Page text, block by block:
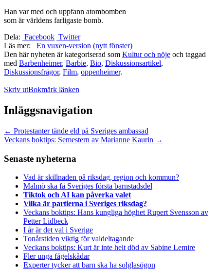
Han var med och uppfann atombomben
som är världens farligaste bomb.
Dela: Facebook Twitter
Läs mer:
En vuxen-version (nytt fönster)
Den här nyheten är kategoriserad som Kultur och nöje och taggad
med Barbenheimer, Barbie, Bio, Diskussionsartikel,
Diskussionsfrågor, Film, oppenheimer.
Skriv utBokmärk länken
Inläggsnavigation
← Protestanter tände eld på Sveriges ambassad
Veckans boktips: Semestern av Marianne Kaurin →
Senaste nyheterna
Vad är skillnaden på riksdag, region och kommun?
Malmö ska få Sveriges första barnstadsdel
Tiktok och AI kan påverka valet
Vilka är partierna i Sveriges riksdag?
Veckans boktips: Hans kungliga höghet Rupert Svensson av
Petter Lidbeck
I år är det val i Sverige
Tonårstiden viktig för valdeltagande
Veckans boktips: Kurt är inte helt död av Sabine Lemire
Fler unga fågelskådar
Experter tycker att barn ska ha solglasögon